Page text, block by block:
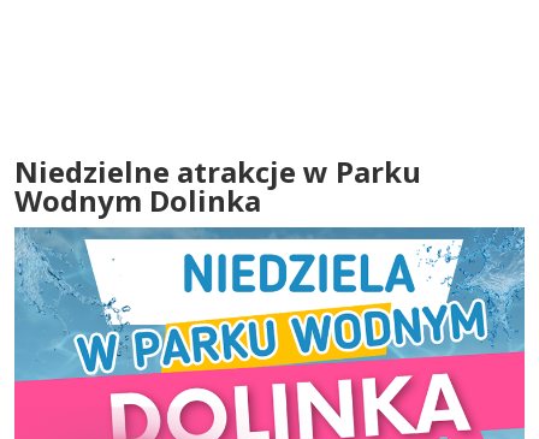
Niedzielne atrakcje w Parku
Wodnym Dolinka